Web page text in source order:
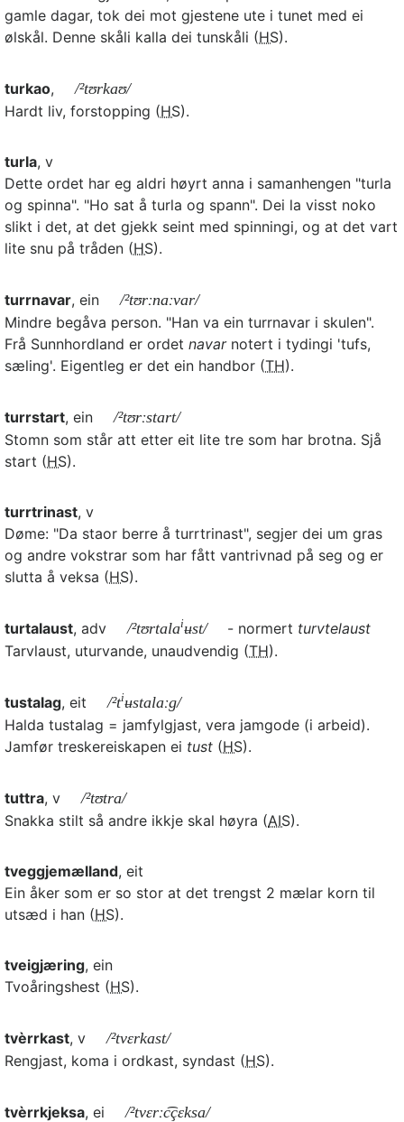
gamle dagar, tok dei mot gjestene ute i tunet med ei
ølskål. Denne skåli kalla dei tunskåli (HS).
turkao,
/²tʊrkaʊ/
Hardt liv, forstopping (HS).
turla, v
Dette ordet har eg aldri høyrt anna i samanhengen "turla
og spinna". "Ho sat å turla og spann". Dei la visst noko
slikt i det, at det gjekk seint med spinningi, og at det vart
lite snu på tråden (HS).
turrnavar, ein
/²tʊrːnaːvar/
Mindre begåva person. "Han va ein turrnavar i skulen".
Frå Sunnhordland er ordet navarnotert i tydingi 'tufs,
sæling'. Eigentleg er det ein handbor (TH).
turrstart, ein
/²tʊrːstart/
Stomn som står att etter eit lite tre som har brotna. Sjå
start (HS).
turrtrinast, v
Døme: "Da staor berre å turrtrinast", segjer dei um gras
og andre vokstrar som har fått vantrivnad på seg og er
slutta å veksa (HS).
turtalaust, adv /²tʊrtalaiʉst/ - normert turvtelaust
Tarvlaust, uturvande, unaudvendig (TH).
tustalag, eit /²tiʉstalaːg/
Halda tustalag = jamfylgjast, vera jamgode (i arbeid).
Jamfør treskereiskapen ei tust (HS).
tuttra, v
/²tʊtra/
Snakka stilt så andre ikkje skal høyra (AIS).
tveggjemælland, eit
Ein åker som er so stor at det trengst 2 mælar korn til
utsæd i han (HS).
tveigjæring, ein
Tvoåringshest (HS).
tvèrrkast, v
/²tvɛrkast/
Rengjast, koma i ordkast, syndast (HS).
tvèrrkjeksa, ei
/²tvɛrːc͡çɛksa/